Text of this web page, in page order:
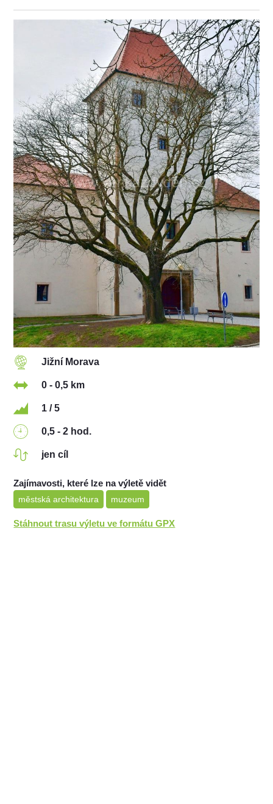
Jižní Morava
0 - 0,5 km
1 / 5
0,5 - 2 hod.
jen cíl
Zajímavosti, které lze na výletě vidět
městská architektura muzeum
Stáhnout trasu výletu ve formátu GPX